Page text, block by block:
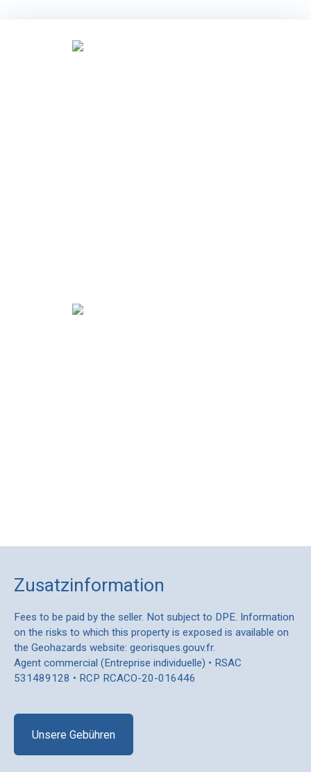
Zusatzinformation
Fees to be paid by the seller. Not subject to DPE. Information
on the risks to which this property is exposed is available on
the Geohazards website: georisques.gouv.fr.
Agent commercial (Entreprise individuelle) • RSAC
531489128 • RCP RCACO-20-016446
Unsere Gebühren